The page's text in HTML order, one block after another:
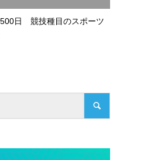
日 競技種目のスポーツ